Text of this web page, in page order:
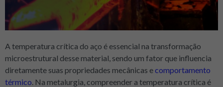
A temperatura crítica do aço é essencial na transformação
microestrutural desse material, sendo um fator que influencia
diretamente suas propriedades mecânicas ecomportamento
térmico. Na metalurgia, compreender a temperatura crítica é